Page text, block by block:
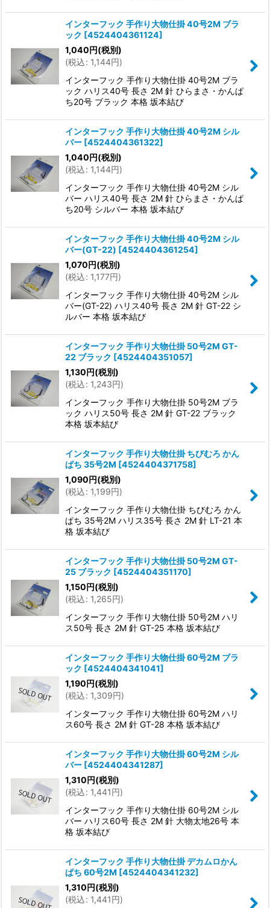
インターフック 手作り大物仕掛 40号2M ブラ
ック [4524404361124]
1,040円(税別)
(税込: 1,144円)
インターフック 手作り大物仕掛 40号2M ブラ
ック ハリス40号 長さ 2M 針 ひらまさ・かんぱ
ち20号 ブラック 本格 坂本結び
インターフック 手作り大物仕掛 40号2M シル
バー [4524404361322]
1,040円(税別)
(税込: 1,144円)
インターフック 手作り大物仕掛 40号2M シル
バー ハリス40号 長さ 2M 針 ひらまさ・かんぱ
ち20号 シルバー 本格 坂本結び
インターフック 手作り大物仕掛 40号2M シル
バー(GT-22) [4524404361254]
1,070円(税別)
(税込: 1,177円)
インターフック 手作り大物仕掛 40号2M シル
バー(GT-22) ハリス40号 長さ 2M 針 GT-22 シ
ルバー 本格 坂本結び
インターフック 手作り大物仕掛 50号2M GT-
22 ブラック [4524404351057]
1,130円(税別)
(税込: 1,243円)
インターフック 手作り大物仕掛 50号2M ブラ
ック ハリス50号 長さ 2M 針 GT-22 ブラック
本格 坂本結び
インターフック 手作り大物仕掛 ちびむろ かん
ぱち 35号2M [4524404371758]
1,090円(税別)
(税込: 1,199円)
インターフック 手作り大物仕掛 ちびむろ かん
ぱち 35号2M ハリス35号 長さ 2M 針 LT-21 本
格 坂本結び
インターフック 手作り大物仕掛 50号2M GT-
25 ブラック [4524404351170]
1,150円(税別)
(税込: 1,265円)
インターフック 手作り大物仕掛 50号2M ハリ
ス50号 長さ 2M 針 GT-25 本格 坂本結び
インターフック 手作り大物仕掛 60号2M ブラ
ック [4524404341041]
1,190円(税別)
(税込: 1,309円)
インターフック 手作り大物仕掛 60号2M ハリ
ス60号 長さ 2M 針 GT-28 本格 坂本結び
インターフック 手作り大物仕掛 60号2M シル
バー [4524404341287]
1,310円(税別)
(税込: 1,441円)
インターフック 手作り大物仕掛 60号2M シル
バー ハリス60号 長さ 2M 針 大物太地26号 本
格 坂本結び
インターフック 手作り大物仕掛 デカムロかん
ぱち 60号2M [4524404341232]
1,310円(税別)
(税込: 1,441円)